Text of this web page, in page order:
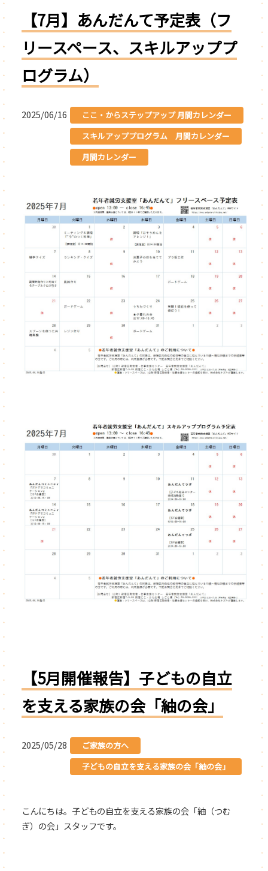
【7月】あんだんて予定表（フ
リースペース、スキルアッププ
ログラム）
2025/06/16
ここ・からステップアップ 月間カレンダー
スキルアッププログラム 月間カレンダー
月間カレンダー
【5月開催報告】子どもの自立
を支える家族の会「紬の会」
2025/05/28
ご家族の方へ
子どもの自立を支える家族の会「紬の会」
こんにちは。子どもの自立を支える家族の会「紬（つむ
ぎ）の会」スタッフです。